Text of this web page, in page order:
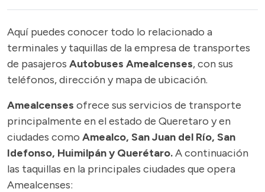
Aquí puedes conocer todo lo relacionado a
terminales y taquillas de la empresa de transportes
de pasajeros Autobuses Amealcenses, con sus
teléfonos, dirección y mapa de ubicación.
Amealcenses ofrece sus servicios de transporte
principalmente en el estado de Queretaro y en
ciudades como Amealco, San Juan del Río, San
Idefonso, Huimilpány Querétaro.A continuación
las taquillas en la principales ciudades que opera
Amealcenses: